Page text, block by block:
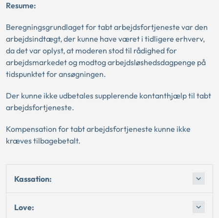
Resume:
Beregningsgrundlaget for tabt arbejdsfortjeneste var den
arbejdsindtægt, der kunne have været i tidligere erhverv,
da det var oplyst, at moderen stod til rådighed for
arbejdsmarkedet og modtog arbejdsløshedsdagpenge på
tidspunktet for ansøgningen.
Der kunne ikke udbetales supplerende kontanthjælp til tabt
arbejdsfortjeneste.
Kompensation for tabt arbejdsfortjeneste kunne ikke
kræves tilbagebetalt.
Kassation:
Love: